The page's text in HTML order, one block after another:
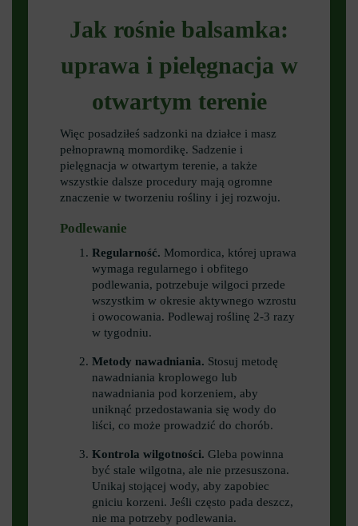
Jak rośnie balsamka:
uprawa i pielęgnacja w
otwartym terenie
Więc posadziłeś sadzonki na działce i masz
pełnoprawną momordikę. Sadzenie i
pielęgnacja w otwartym terenie, a także
wszystkie dalsze procedury mają ogromne
znaczenie w tworzeniu rośliny i jej rozwoju.
Podlewanie
Regularność. Momordica, której uprawa
wymaga regularnego i obfitego
podlewania, potrzebuje wilgoci przede
wszystkim w okresie aktywnego wzrostu
i owocowania. Podlewaj roślinę 2-3 razy
w tygodniu.
Metody nawadniania. Stosuj metodę
nawadniania kroplowego lub
nawadniania pod korzeniem, aby
uniknąć przedostawania się wody do
liści, co może prowadzić do chorób.
Kontrola wilgotności. Gleba powinna
być stale wilgotna, ale nie przesuszona.
Unikaj stojącej wody, aby zapobiec
gniciu korzeni. Jeśli często pada deszcz,
nie ma potrzeby podlewania.